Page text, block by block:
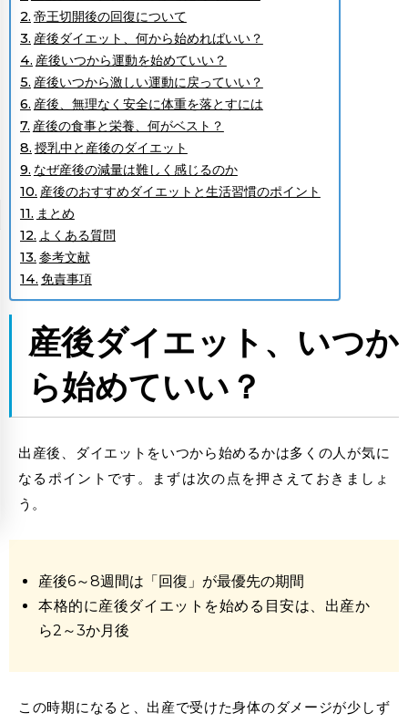
帝王切開後の回復について
産後ダイエット、何から始めればいい？
産後いつから運動を始めていい？
産後いつから激しい運動に戻っていい？
産後、無理なく安全に体重を落とすには
産後の食事と栄養、何がベスト？
授乳中と産後のダイエット
なぜ産後の減量は難しく感じるのか
産後のおすすめダイエットと生活習慣のポイント
まとめ
よくある質問
参考文献
免責事項
産後ダイエット、いつか
ら始めていい ？
出産後、ダイエットをいつから始めるかは多くの人が気に
なるポイントです。まずは次の点を押さえておきましょ
う。
産後6～8週間は「回復」が最優先の期間
本格的に産後ダイエットを始める目安は、出産か
ら2～3か月後
この時期になると、出産で受けた身体のダメージが少しず